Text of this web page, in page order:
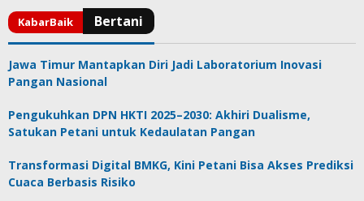
Jawa Timur Mantapkan Diri Jadi Laboratorium Inovasi
Pangan Nasional
Pengukuhkan DPN HKTI 2025–2030: Akhiri Dualisme,
Satukan Petani untuk Kedaulatan Pangan
Transformasi Digital BMKG, Kini Petani Bisa Akses Prediksi
Cuaca Berbasis Risiko